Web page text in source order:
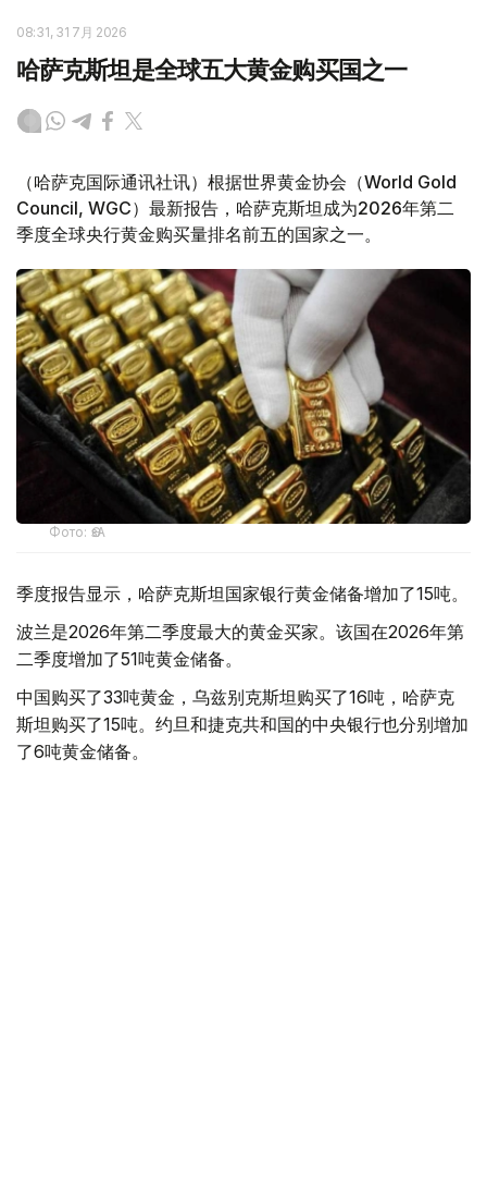
08:31, 31 7月 2026
哈萨克斯坦是全球五大黄金购买国之一
（哈萨克国际通讯社讯）根据世界黄金协会（World Gold
Council, WGC）最新报告，哈萨克斯坦成为2026年第二
季度全球央行黄金购买量排名前五的国家之一。
Фото: ӨзА
季度报告显示，哈萨克斯坦国家银行黄金储备增加了15吨。
波兰是2026年第二季度最大的黄金买家。该国在2026年第
二季度增加了51吨黄金储备。
中国购买了33吨黄金，乌兹别克斯坦购买了16吨，哈萨克
斯坦购买了15吨。约旦和捷克共和国的中央银行也分别增加
了6吨黄金储备。